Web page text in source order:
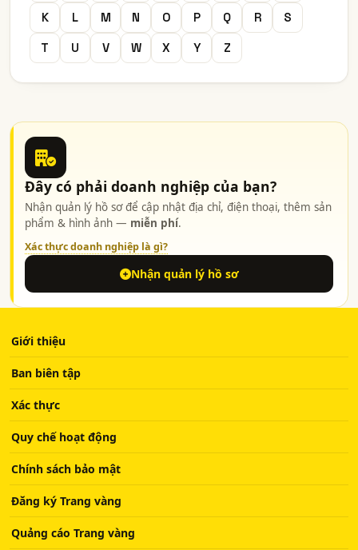
K
L M N O P Q R
S
T
U V W X Y Z
Đây có phải doanh nghiệp của bạn?
Nhận quản lý hồ sơ để cập nhật địa chỉ, điện thoại, thêm sản
phẩm & hình ảnh — miễn phí.
Xác thực doanh nghiệp là gì?
Nhận quản lý hồ sơ
Giới thiệu
Ban biên tập
Xác thực
Quy chế hoạt động
Chính sách bảo mật
Đăng ký Trang vàng
Quảng cáo Trang vàng